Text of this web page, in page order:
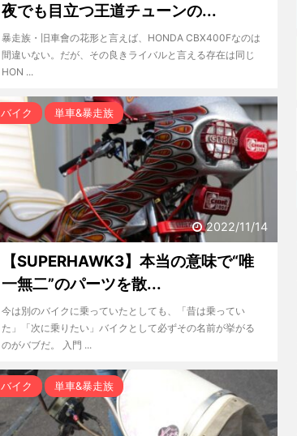
夜でも目立つ王道チューンの...
暴走族・旧車會の花形と言えば、HONDA CBX400Fなのは
間違いない。だが、その良きライバルと言える存在は同じ
HON ...
2022/11/14
バイク 単車&暴走族
【SUPERHAWK3】本当の意味で“唯
一無二”のパーツを散...
今は別のバイクに乗っていたとしても、「昔は乗ってい
た」「次に乗りたい」バイクとして必ずその名前が挙がる
のがバブだ。 入門 ...
バイク 単車&暴走族